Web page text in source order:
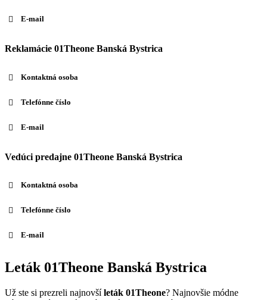
E-mail
Reklamácie 01Theone Banská Bystrica
Kontaktná osoba
Telefónne číslo
E-mail
Vedúci predajne 01Theone Banská Bystrica
Kontaktná osoba
Telefónne číslo
E-mail
Leták 01Theone Banská Bystrica
Už ste si prezreli najnovšíleták 01Theone? Najnovšie módne